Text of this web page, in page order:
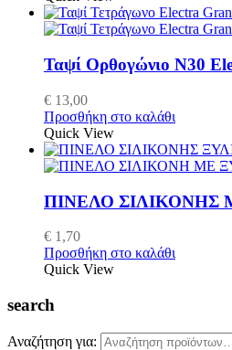
Ταψί Ορθογώνιο Ν30
€ 13,00
Προσθήκη στο καλάθι
Quick View
ΠΙΝΕΛΟ ΣΙΛΙΚΟΝΗΣ
€ 1,70
Προσθήκη στο καλάθι
Quick View
search
Αναζήτηση για: